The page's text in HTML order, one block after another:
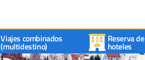
Viajes combinados
(multidestino)
Reserva de
hoteles